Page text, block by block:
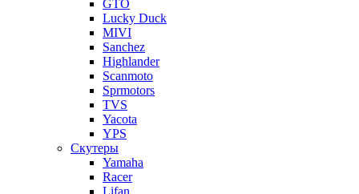
GTO
Lucky Duck
MIVI
Sanchez
Highlander
Scanmoto
Sprmotors
TVS
Yacota
YPS
Скутеры
Yamaha
Racer
Lifan